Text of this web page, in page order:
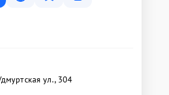
ул., 304